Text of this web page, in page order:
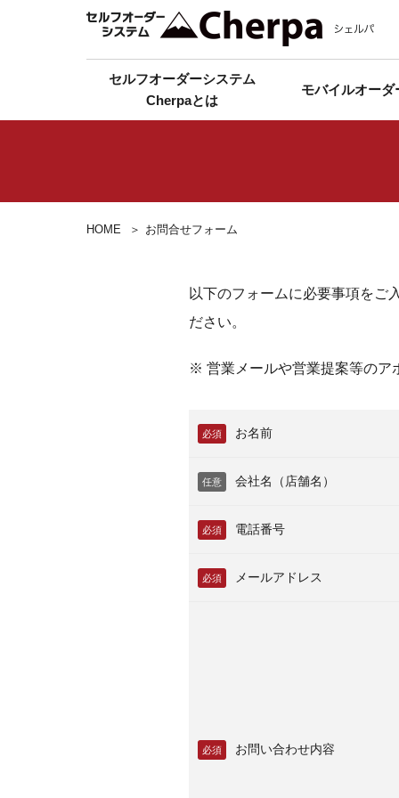
セルフオーダーシステム
Cherpaとは
モバイルオーダ
HOME お問合せフォーム
以下のフォームに必要事項をご
ださい。
※ 営業メールや営業提案等のア
必須 お名前
任意 会社名（店舗名）
必須 電話番号
必須 メールアドレス
必須 お問い合わせ内容